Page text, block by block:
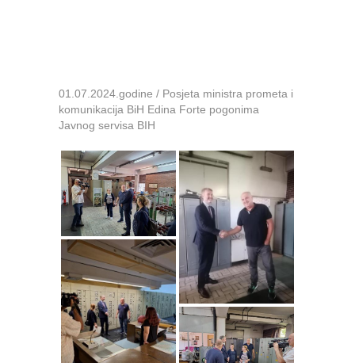
01.07.2024.godine / Posjeta ministra prometa i
komunikacija BiH Edina Forte pogonima
Javnog servisa BIH